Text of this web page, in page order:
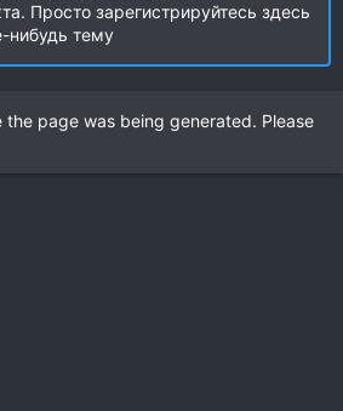
Просто зарегистрируйтесь здесь
нибудь тему
the page was being generated. Please